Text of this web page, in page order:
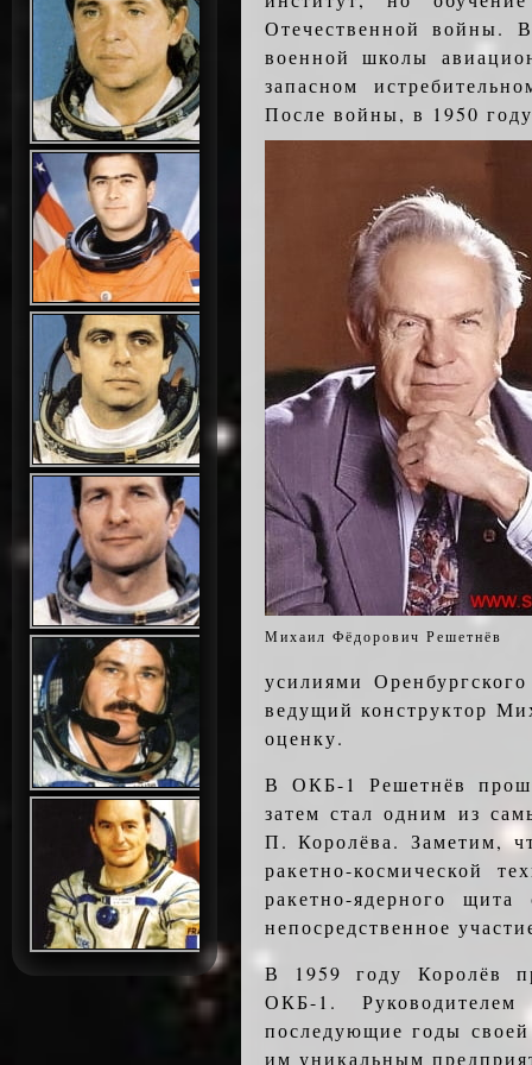
Отечественной войны.
военной школы
запасном
После войны, в 1950
Михаил Фёдорович Решетнёв
усилиями
ведущий конструктор
оценку.
В ОКБ-1 Решетнёв
затем стал одним из
П. Королёва. Заметим,
ракетно-космической
ракетно-ядерного
непосредственное
В 1959 году Королёв
ОКБ-1.
последующие годы
им уникальным